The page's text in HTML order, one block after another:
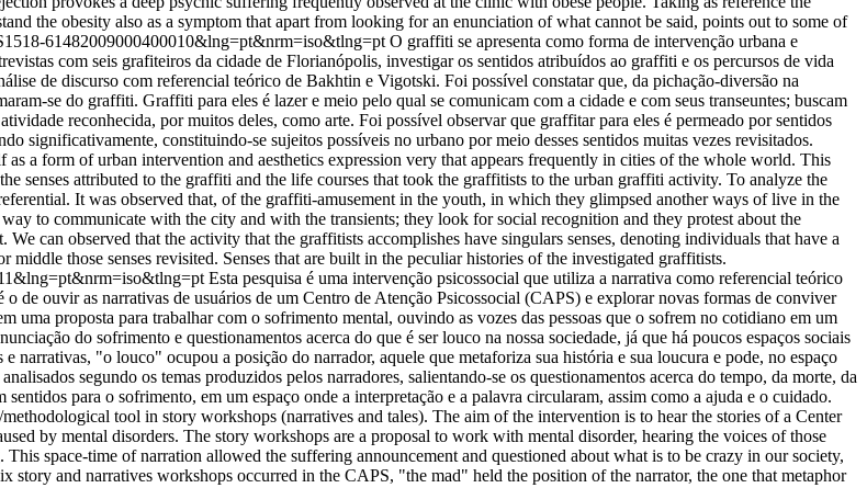
the obesity also as a symptom that apart from looking for an enunciation of what cannot be said, points out to some of
61482009000400010&lng=pt&nrm=iso&tlng=pt O graffiti se apresenta como forma de intervenção urbana e
com seis grafiteiros da cidade de Florianópolis, investigar os sentidos atribuídos ao graffiti e os percursos de vida
de discurso com referencial teórico de Bakhtin e Vigotski. Foi possível constatar que, da pichação-diversão na
se do graffiti. Graffiti para eles é lazer e meio pelo qual se comunicam com a cidade e com seus transeuntes; buscam
reconhecida, por muitos deles, como arte. Foi possível observar que graffitar para eles é permeado por sentidos
significativamente, constituindo-se sujeitos possíveis no urbano por meio desses sentidos muitas vezes revisitados.
a form of urban intervention and aesthetics expression very that appears frequently in cities of the whole world. This
senses attributed to the graffiti and the life courses that took the graffitists to the urban graffiti activity. To analyze the
It was observed that, of the graffiti-amusement in the youth, in which they glimpsed another ways of live in the
to communicate with the city and with the transients; they look for social recognition and they protest about the
can observed that the activity that the graffitists accomplishes have singulars senses, denoting individuals that have a
those senses revisited. Senses that are built in the peculiar histories of the investigated graffitists.
Esta pesquisa é uma intervenção psicossocial que utiliza a narrativa como referencial teórico
de ouvir as narrativas de usuários de um Centro de Atenção Psicossocial (CAPS) e explorar novas formas de conviver
proposta para trabalhar com o sofrimento mental, ouvindo as vozes das pessoas que o sofrem no cotidiano em um
do sofrimento e questionamentos acerca do que é ser louco na nossa sociedade, já que há poucos espaços sociais
narrativas, "o louco" ocupou a posição do narrador, aquele que metaforiza sua história e sua loucura e pode, no espaço
segundo os temas produzidos pelos narradores, salientando-se os questionamentos acerca do tempo, da morte, da
para o sofrimento, em um espaço onde a interpretação e a palavra circularam, assim como a ajuda e o cuidado.
tool in story workshops (narratives and tales). The aim of the intervention is to hear the stories of a Center
by mental disorders. The story workshops are a proposal to work with mental disorder, hearing the voices of those
space-time of narration allowed the suffering announcement and questioned about what is to be crazy in our society,
story and narratives workshops occurred in the CAPS, "the mad" held the position of the narrator, the one that metaphor